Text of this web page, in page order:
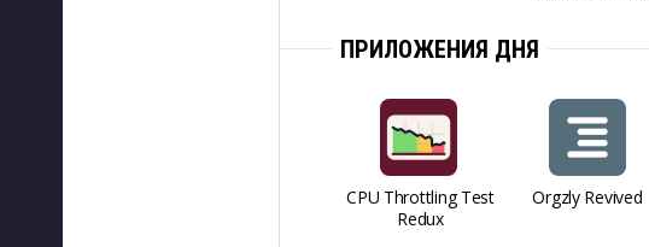
ПРИЛОЖЕНИЯ ДНЯ
CPU Throttling Test
Redux
Orgzly Revived